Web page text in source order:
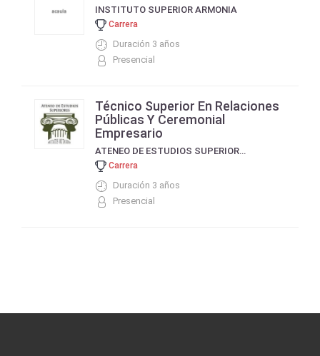
INSTITUTO SUPERIOR ARMONIA
Carrera
Duración 3 años
Presencial
Técnico Superior En Relaciones
Públicas Y Ceremonial
Empresario
ATENEO DE ESTUDIOS SUPERIORES
Carrera
Duración 3 años
Presencial